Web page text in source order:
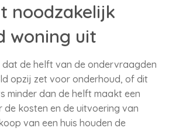
noodzakelijk
woning uit
de helft van de ondervraagden
opzij zet voor onderhoud, of dit
minder dan de helft maakt een
kosten en de uitvoering van
van een huis houden de